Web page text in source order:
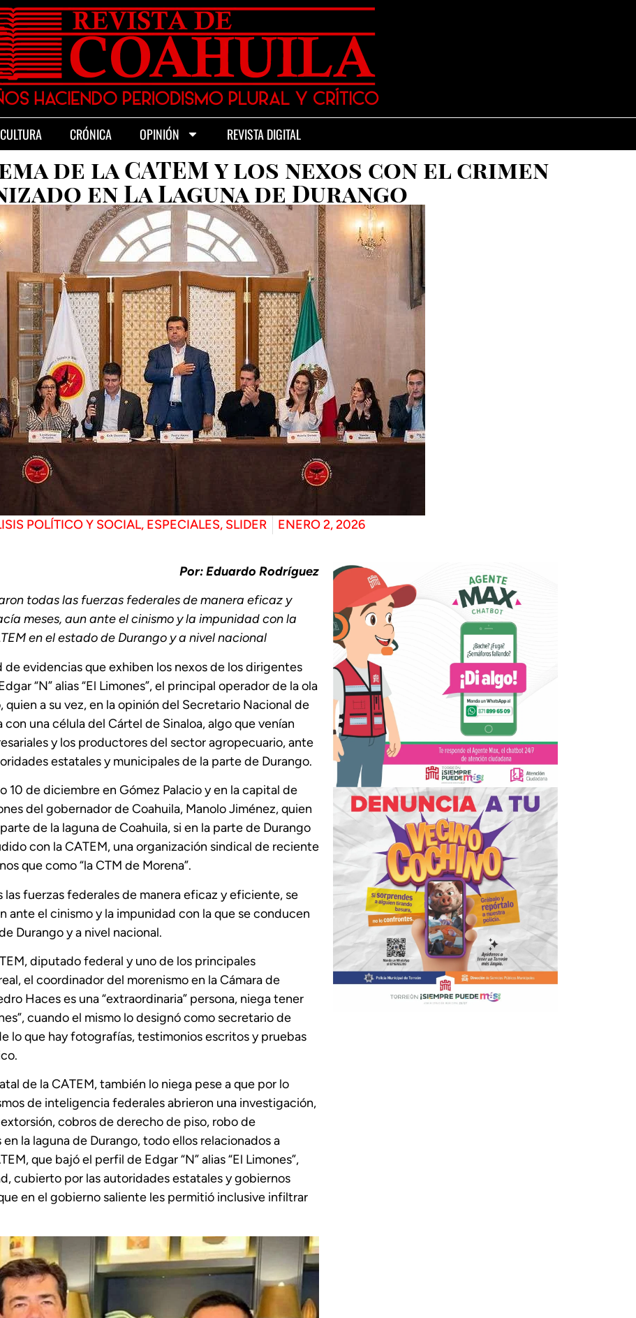
CULTURA CRÓNICA OPINIÓN REVISTA DIGITAL
de la CATEM y los nexos con el crimen
en La Laguna de Durango
POLÍTICO Y SOCIAL, ESPECIALES, SLIDER ENERO 2, 2026
Por: Eduardo Rodríguez
todas las fuerzas federales de manera eficaz y
meses, aun ante el cinismo y la impunidad con la
en el estado de Durango y a nivel nacional
evidencias que exhiben los nexos de los dirigentes
“N” alias “El Limones”, el principal operador de la ola
a su vez, en la opinión del Secretario Nacional de
una célula del Cártel de Sinaloa, algo que venían
y los productores del sector agropecuario, ante
estatales y municipales de la parte de Durango.
10 de diciembre en Gómez Palacio y en la capital de
del gobernador de Coahuila, Manolo Jiménez, quien
de la laguna de Coahuila, si en la parte de Durango
con la CATEM, una organización sindical de reciente
que como “la CTM de Morena”.
fuerzas federales de manera eficaz y eficiente, se
ante el cinismo y la impunidad con la que se conducen
Durango y a nivel nacional.
diputado federal y uno de los principales
el coordinador del morenismo en la Cámara de
Haces es una “extraordinaria” persona, niega tener
cuando el mismo lo designó como secretario de
lo que hay fotografías, testimonios escritos y pruebas
de la CATEM, también lo niega pese a que por lo
de inteligencia federales abrieron una investigación,
cobros de derecho de piso, robo de
la laguna de Durango, todo ellos relacionados a
que bajó el perfil de Edgar “N” alias “El Limones”,
cubierto por las autoridades estatales y gobiernos
en el gobierno saliente les permitió inclusive infiltrar